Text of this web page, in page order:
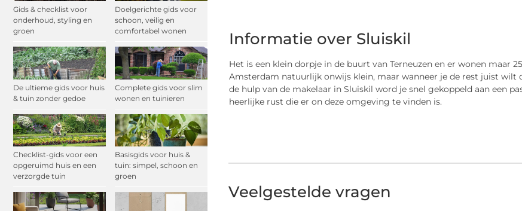
Gids & checklist voor
onderhoud, styling en
groen
Doelgerichte gids voor
schoon, veilig en
comfortabel wonen
De ultieme gids voor huis
& tuin zonder gedoe
Complete gids voor slim
wonen en tuinieren
Checklist-gids voor een
opgeruimd huis en een
verzorgde tuin
Basisgids voor huis &
tuin: simpel, schoon en
groen
Informatie over Sluiskil
Het is een klein dorpje in de buurt van Terneuzen en er wonen maar
Amsterdam natuurlijk onwijs klein, maar wanneer je de rest juist wilt
de hulp van de makelaar in Sluiskil word je snel gekoppeld aan een
heerlijke rust die er on deze omgeving te vinden is.
Veelgestelde vragen